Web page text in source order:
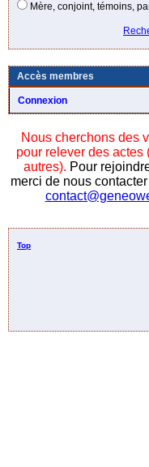
Mère, conjoint, témoins,
Accès membres
Connexion
Nous cherchons des
pour relever des actes
autres). Pour
merci de nous
Top